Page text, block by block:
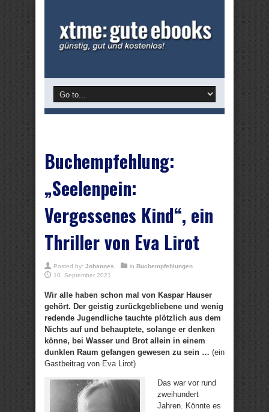
Buchempfehlung:
„Seelenpein:
Vergessenes Kind“, ein
Thriller von Eva Lirot
Posted by: Johannes in Buchempfehlungen
10. September 2021
Wir alle haben schon mal von Kaspar Hauser
gehört. Der geistig zurückgebliebene und wenig
redende Jugendliche tauchte plötzlich aus dem
Nichts auf und behauptete, solange er denken
könne, bei Wasser und Brot allein in einem
dunklen Raum gefangen gewesen zu sein … (ein
Gastbeitrag von Eva Lirot)
Das war vor rund
zweihundert
Jahren. Könnte es